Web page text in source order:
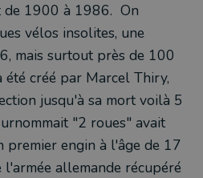
de 1900 à 1986. On
vélos insolites, une
mais surtout près de 100
créé par Marcel Thiry,
jusqu'à sa mort voilà 5
"2 roues" avait
premier engin à l'âge de 17
l'armée allemande récupéré